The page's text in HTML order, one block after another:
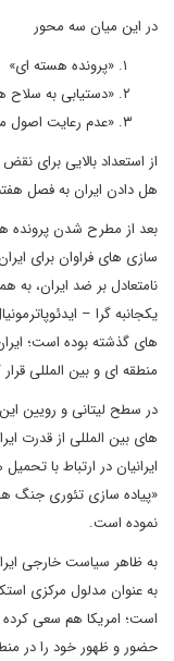
در این میان سه محور
«پرونده هسته ای»
«دستیابی به سلاح
«عدم رعایت اصول
از استعداد بالایی برای
هل دادن ایران به فصل
بعد از مطرح شدن پرونده
سازی های فراوان برای
نامتعادل بر ضد ایران، به
یکجانبه گرا –
های گذشته بوده است؛
منطقه ای و بین المللی
در سطح لیتانی و رویین
های بین المللی از قدرت
ایرانیان در ارتباط با
«پیاده سازی تئوری جنگ
نموده است.
به ظاهر سیاست خارجی
به عنوان مدلول مرکزی
است؛ امریکا هم سعی
حضور و ظهور خود را در